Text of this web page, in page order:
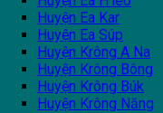
Huyện Ea Kar
Huyện Ea Súp
Huyện Krông A Na
Huyện Krông Bông
Huyện Krông Búk
Huyện Krông Năng